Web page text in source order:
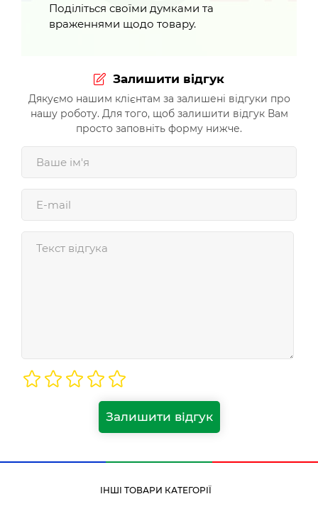
Поділіться своїми думками та
враженнями щодо товару.
Залишити відгук
Дякуємо нашим клієнтам за залишені відгуки про
нашу роботу. Для того, щоб залишити відгук Вам
просто заповніть форму нижче.
Залишити відгук
ІНШІ ТОВАРИ КАТЕГОРІЇ